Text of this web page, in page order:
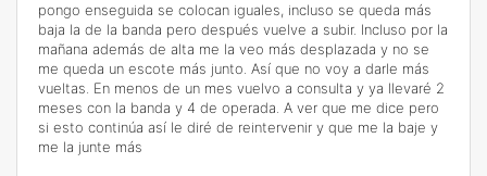
pongo enseguida se colocan iguales, incluso se queda más
baja la de la banda pero después vuelve a subir. Incluso por la
mañana además de alta me la veo más desplazada y no se
me queda un escote más junto. Así que no voy a darle más
vueltas. En menos de un mes vuelvo a consulta y ya llevaré 2
meses con la banda y 4 de operada. A ver que me dice pero
si esto continúa así le diré de reintervenir y que me la baje y
me la junte más